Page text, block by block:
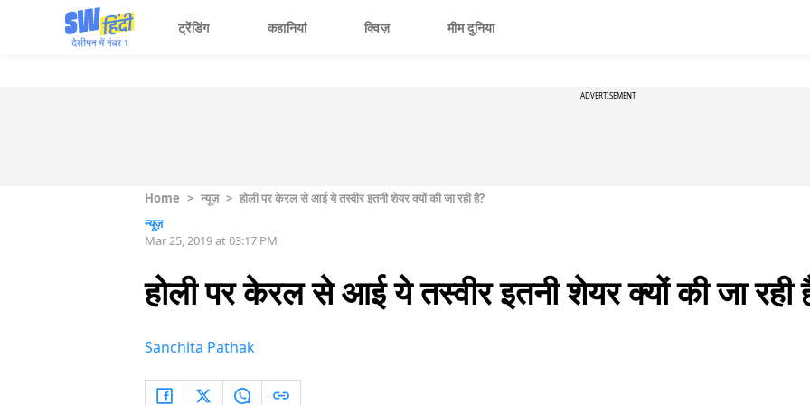
ट्रेंडिंग कहानियां क्विज़ मीम दुनिया
ADVERTISEMENT
Home > न्यूज़ > होली पर केरल से आई ये तस्वीर इतनी शेयर क्यों की जा रही है?
न्यूज़
Mar 25, 2019 at 03:17 PM
होली पर केरल से आई ये तस्वीर इतनी शेयर क्यों की जा रही
Sanchita Pathak